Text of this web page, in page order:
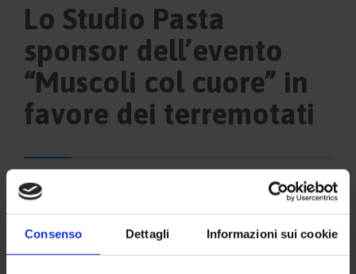
Consenso Dettagli Informazioni sui cookie
Lo Studio Pasta
sponsor dell’evento
“Muscoli col cuore” in
favore dei terremotati